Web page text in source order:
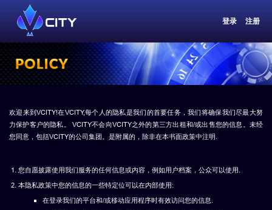
登录 注册
欢迎来到VCITY!在VCITY,每个人的隐私是我们的首要任务，我们将确保我们尽最大努
力保护客户的隐私。 VCITY不会向VCITY之外的第三方出租和/或出售您的信息。未经
您同意，包括VCITY的公司集团。是附属的，除非在本书面政策中注明.
您自愿披露使用我们服务的任何信息或内容，例如用户档案，公众可以使用.
本隐私政策中您的信息的一些特定位可以在内部使用:
在登录我们的平台和/或移动应用程序时有效访问您的信息.